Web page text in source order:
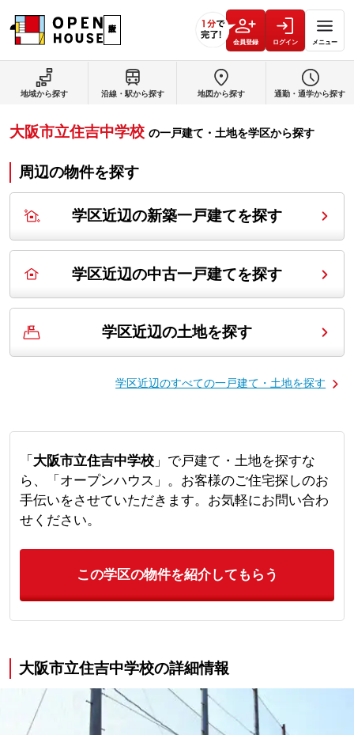
会員登録 ログイン メニュー
地域から探す 沿線・駅から探す 地図から探す 通勤・通学から探す
大阪市立住吉中学校 の一戸建て・土地を学区から探す
周辺の物件を探す
学区近辺の新築一戸建てを探す
学区近辺の中古一戸建てを探す
学区近辺の土地を探す
学区近辺のすべての一戸建て・土地を探す
「 大阪市立住吉中学校」で戸建て・土地を探すな
ら、「オープンハウス」。お客様のご住宅探しのお
手伝いをさせていただきます。お気軽にお問い合わ
せください。
この学区の物件を紹介してもらう
大阪市立住吉中学校の詳細情報